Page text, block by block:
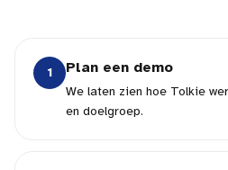
1 Plan een demo
We laten zien hoe Tolkie
en doelgroep.